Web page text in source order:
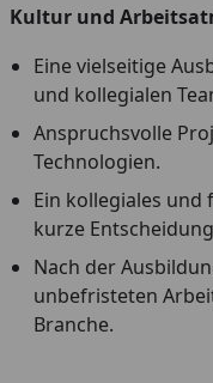
Kultur und
Eine vielseitige
und kollegialen
Anspruchsvolle
Technologien.
Ein kollegiales
kurze
Nach der
unbefristeten
Branche.